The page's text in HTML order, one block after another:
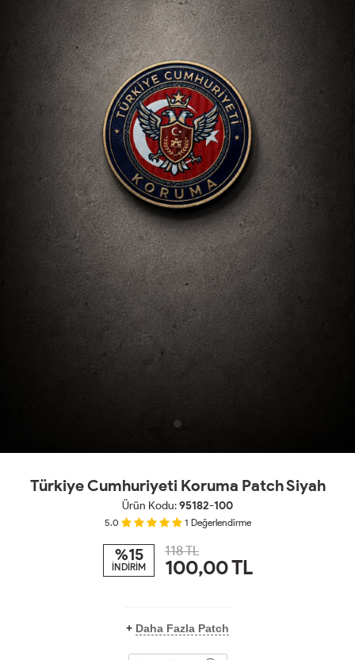
Türkiye Cumhuriyeti Koruma Patch Siyah
Ürün Kodu:95182-100
5.0 1 Değerlendirme
%15
İNDİRİM
118 TL
100,00TL
+ Daha Fazla Patch